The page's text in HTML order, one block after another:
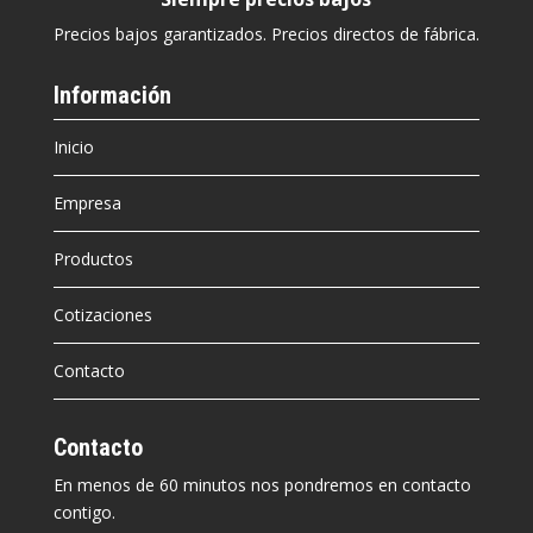
Precios bajos garantizados. Precios directos de fábrica.
Información
Inicio
Empresa
Productos
Cotizaciones
Contacto
Contacto
En menos de 60 minutos nos pondremos en contacto
contigo.